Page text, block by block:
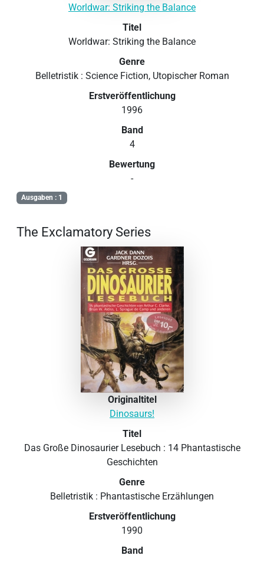
Worldwar: Striking the Balance
Titel
Worldwar: Striking the Balance
Genre
Belletristik : Science Fiction, Utopischer Roman
Erstveröffentlichung
1996
Band
4
Bewertung
-
Ausgaben : 1
The Exclamatory Series
Originaltitel
Dinosaurs!
Titel
Das Große Dinosaurier Lesebuch : 14 Phantastische
Geschichten
Genre
Belletristik : Phantastische Erzählungen
Erstveröffentlichung
1990
Band